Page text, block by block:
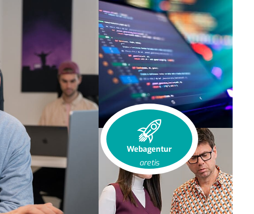
Webagentur
aretis